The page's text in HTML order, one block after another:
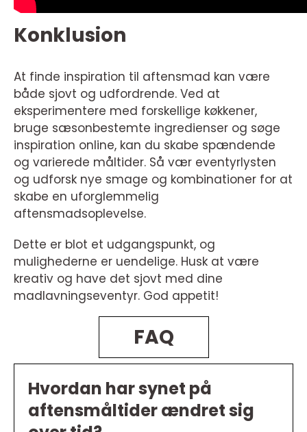
Konklusion
At finde inspiration til aftensmad kan være
både sjovt og udfordrende. Ved at
eksperimentere med forskellige køkkener,
bruge sæsonbestemte ingredienser og søge
inspiration online, kan du skabe spændende
og varierede måltider. Så vær eventyrlysten
og udforsk nye smage og kombinationer for at
skabe en uforglemmelig
aftensmadsoplevelse.
Dette er blot et udgangspunkt, og
mulighederne er uendelige. Husk at være
kreativ og have det sjovt med dine
madlavningseventyr. God appetit!
FAQ
Hvordan har synet på
aftensmåltider ændret sig